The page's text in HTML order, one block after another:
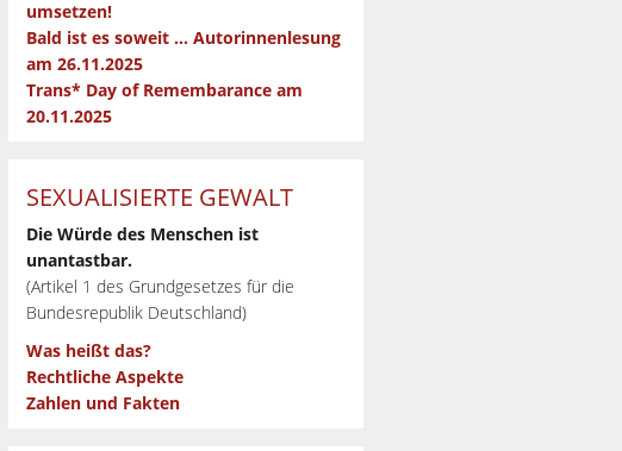
umsetzen!
Bald ist es soweit … Autorinnenlesung
am 26.11.2025
Trans* Day of Remembarance am
20.11.2025
SEXUALISIERTE GEWALT
Die Würde des Menschen ist
unantastbar.
(Artikel 1 des Grundgesetzes für die
Bundesrepublik Deutschland)
Was heißt das?
Rechtliche Aspekte
Zahlen und Fakten